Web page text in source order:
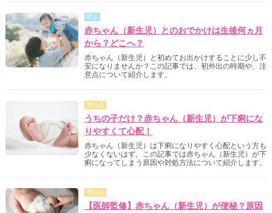
学ぶ
赤ちゃん（新生児）とのおでかけは生後何ヵ月
から？どこへ？
赤ちゃん（新生児）と初めてお出かけすることに少し不
安になりませんか？この記事では、初外出の時期や、注
意点について紹介します。
尋ねる
うちの子だけ？赤ちゃん（新生児）が下痢にな
りやすくて心配！
赤ちゃん（新生児）は下痢になりやすく心配という方も
少なくないはず。この記事では赤ちゃん（新生児）が下
痢になってしまう原因や対処方法について紹介します。
尋ねる
【医師監修】赤ちゃん（新生児）が便秘？原因